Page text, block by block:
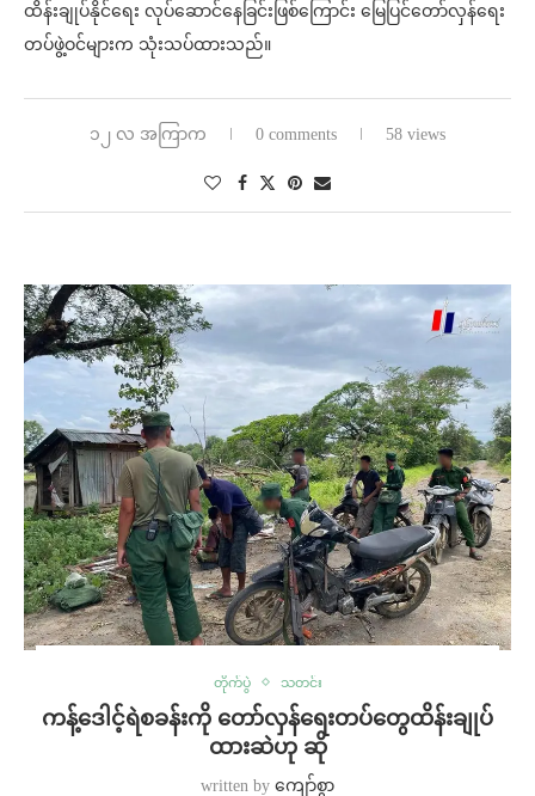
ထိန်းချုပ်နိုင်ရေး လုပ်ဆောင်နေခြင်းဖြစ်ကြောင်း မြေပြင်တော်လှန်ရေး
တပ်ဖွဲ့ဝင်များက သုံးသပ်ထားသည်။
၁၂ လ အကြာက 0 comments 58 views
တိုက်ပွဲ သတင်း
ကန့်ဒေါင့်ရဲစခန်းကို တော်လှန်ရေးတပ်တွေထိန်းချုပ်
ထားဆဲဟု ဆို
written by ကျော်စွာ